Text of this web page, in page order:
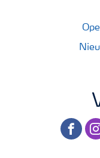
facebook